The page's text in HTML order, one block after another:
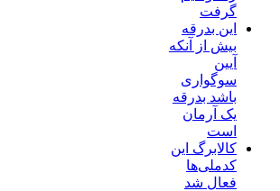
گرفت
این بدرقه
بیش از آنکه
آیین
سوگواری
باشد بدرقه
یک آرمان
است
کالابرگ این
کدملی‌ها
فعال شد